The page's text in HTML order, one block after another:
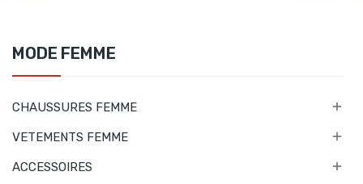
MODE FEMME
CHAUSSURES FEMME 
VETEMENTS FEMME 
ACCESSOIRES 